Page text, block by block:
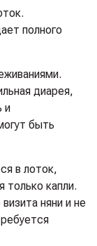
полного
диарея,
и
быть
в лоток,
только капли.
няни и не